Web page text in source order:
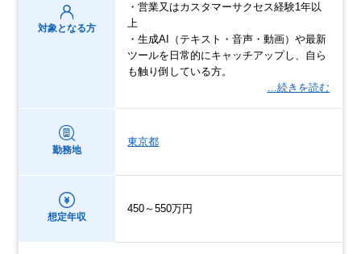
対象となる方
・営業又はカスタマーサクセス経験1年以
上
・生成AI（テキスト・音声・動画）や最新
ツールを日常的にキャッチアップし、自ら
も触り倒している方。
…続きを読む
勤務地
東京都
想定年収
450～550万円